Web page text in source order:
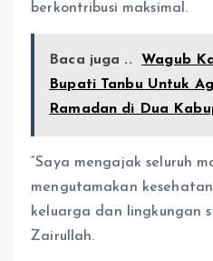
berkontribusi maksimal.
Baca juga ..
Wagub
Bupati Tanbu Untuk
Ramadan di Dua
“Saya mengajak seluruh
mengutamakan
keluarga dan lingkungan
Zairullah.